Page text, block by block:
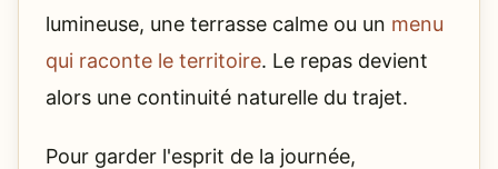
lumineuse, une terrasse calme ou un menu
qui raconte le territoire. Le repas devient
alors une continuité naturelle du trajet.
Pour garder l'esprit de la journée,